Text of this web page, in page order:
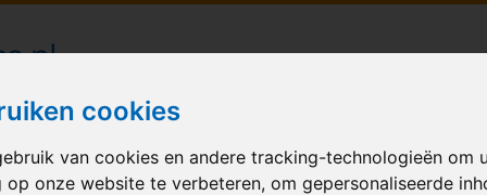
cookies
van cookies en andere tracking-technologieën om
op onze website te verbeteren, om gepersonaliseerde
bezorgd in heel Nederland
BALLONNEN GELEGENHEID VERHUUR BEDRUKKEN